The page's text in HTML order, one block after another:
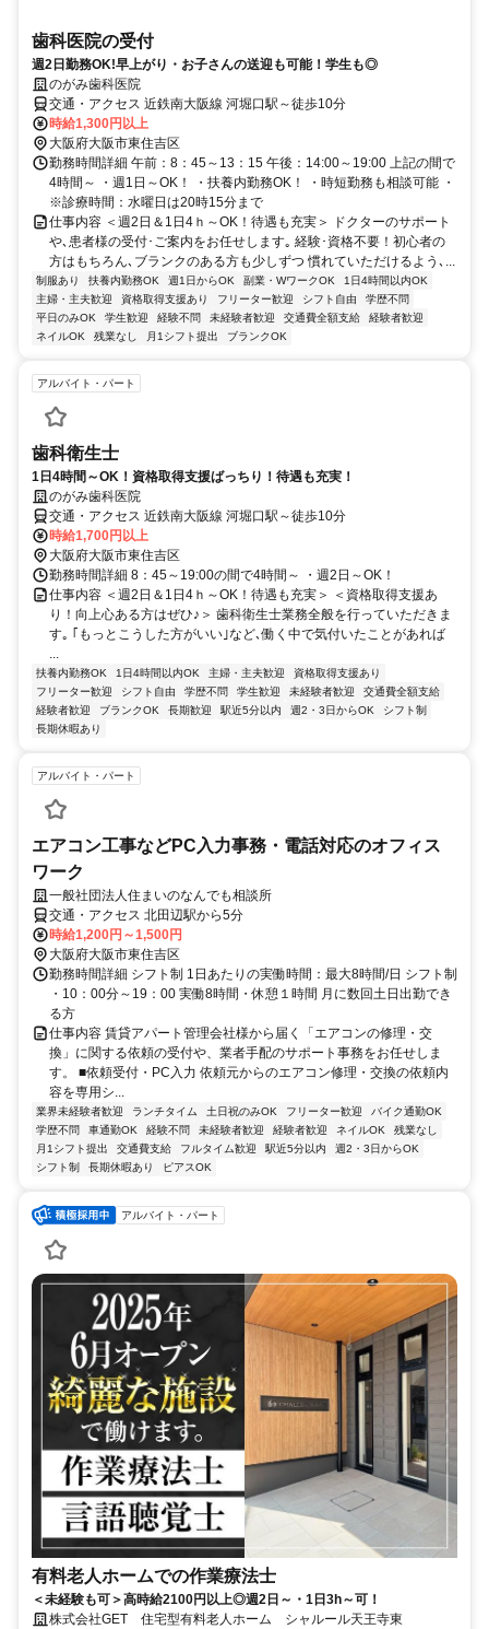
歯科医院の受付
週2日勤務OK!早上がり・お子さんの送迎も可能！学生も◎
のがみ歯科医院
交通・アクセス 近鉄南大阪線 河堀口駅～徒歩10分
時給1,300円以上
大阪府大阪市東住吉区
勤務時間詳細 午前：8：45～13：15 午後：14:00～19:00 上記の間で
4時間～ ・週1日～OK！ ・扶養内勤務OK！ ・時短勤務も相談可能 ・
※診療時間：水曜日は20時15分まで
仕事内容 ＜週2日＆1日4ｈ～OK！待遇も充実＞ ドクターのサポート
や､患者様の受付･ご案内をお任せします｡ 経験･資格不要！初心者の
方はもちろん､ブランクのある方も少しずつ 慣れていただけるよう､...
制服あり 扶養内勤務OK 週1日からOK 副業・WワークOK
1日4時間以内OK
主婦・主夫歓迎
資格取得支援あり フリーター歓迎 シフト自由
学歴不問
平日のみOK
学生歓迎 経験不問 未経験者歓迎 交通費全額支給
経験者歓迎
ネイルOK
残業なし 月1シフト提出 ブランクOK
アルバイト・パート
歯科衛生士
1日4時間～OK！資格取得支援ばっちり！待遇も充実！
のがみ歯科医院
交通・アクセス 近鉄南大阪線 河堀口駅～徒歩10分
時給1,700円以上
大阪府大阪市東住吉区
勤務時間詳細 8：45～19:00の間で4時間～ ・週2日～OK！
仕事内容 ＜週2日＆1日4ｈ～OK！待遇も充実＞ ＜資格取得支援あ
り！向上心ある方はぜひ♪＞ 歯科衛生士業務全般を行っていただきま
す｡ ｢もっとこうした方がいい｣など､働く中で気付いたことがあれば
...
扶養内勤務OK 1日4時間以内OK 主婦・主夫歓迎
資格取得支援あり
フリーター歓迎
シフト自由 学歴不問 学生歓迎 未経験者歓迎
交通費全額支給
経験者歓迎
ブランクOK 長期歓迎 駅近5分以内 週2・3日からOK
シフト制
長期休暇あり
アルバイト・パート
エアコン工事などPC入力事務・電話対応のオフィス
ワーク
一般社団法人住まいのなんでも相談所
交通・アクセス 北田辺駅から5分
時給1,200円～1,500円
大阪府大阪市東住吉区
勤務時間詳細 シフト制 1日あたりの実働時間：最大8時間/日 シフト制
・10：00分～19：00 実働8時間・休憩１時間 月に数回土日出勤でき
る方
仕事内容 賃貸アパート管理会社様から届く「エアコンの修理・交
換」に関する依頼の受付や、業者手配のサポート事務をお任せしま
す。 ■依頼受付・PC入力 依頼元からのエアコン修理・交換の依頼内
容を専用シ...
業界未経験者歓迎 ランチタイム 土日祝のみOK フリーター歓迎
バイク通勤OK
学歴不問
車通勤OK 経験不問 未経験者歓迎 経験者歓迎 ネイルOK
残業なし
月1シフト提出
交通費支給 フルタイム歓迎 駅近5分以内
週2・3日からOK
シフト制
長期休暇あり ピアスOK
アルバイト・パート
有料老人ホームでの作業療法士
＜未経験も可＞高時給2100円以上◎週2日～・1日3h～可！
株式会社GET 住宅型有料老人ホーム シャルール天王寺東